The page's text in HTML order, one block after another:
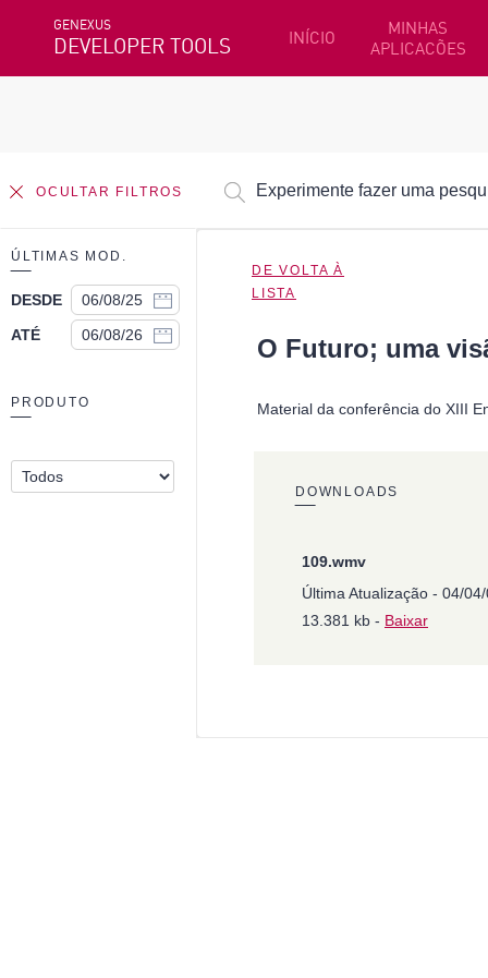
GENEXUS
DEVELOPER TOOLS INÍCIO
MINHAS
APLICACÕES